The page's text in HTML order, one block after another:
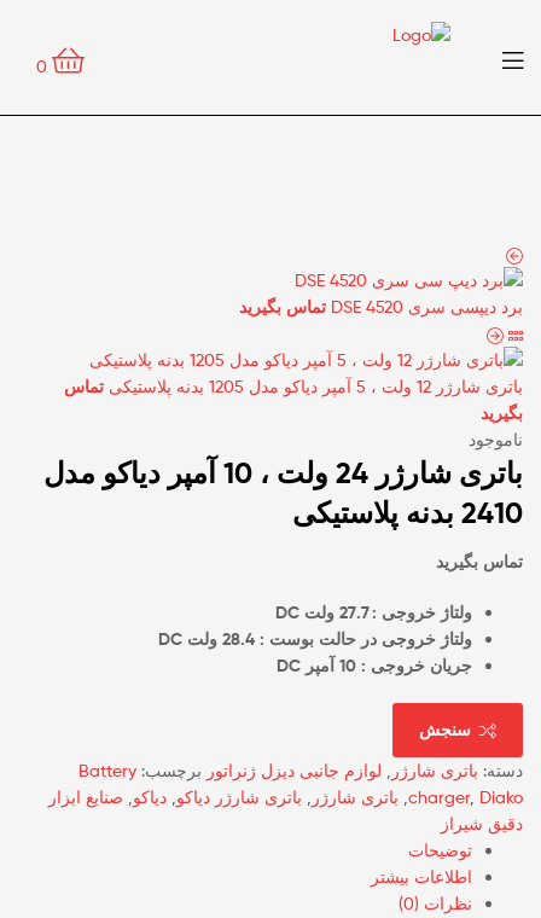
0
برد دیپسی سری DSE 4520 تماس بگیرید
باتری شارژر 12 ولت ، 5 آمپر دیاکو مدل 1205 بدنه پلاستیکی
تماس
بگیرید
ناموجود
باتری شارژر 24 ولت ، 10 آمپر دیاکو مدل
2410 بدنه پلاستیکی
تماس بگیرید
ولتاژ خروجی : 27.7 ولت DC
ولتاژ خروجی در حالت بوست : 28.4 ولت DC
جریان خروجی : 10 آمپر DC
سنجش
دسته: باتری شارژر لوازم جانبی دیزل ژنراتور برچسب: Battery
charger, Diako باتری شارژر باتری شارژر دیاکو دیاکو صنایع ابزار
دقیق شیراز
توضیحات
اطلاعات بیشتر
نظرات (0)